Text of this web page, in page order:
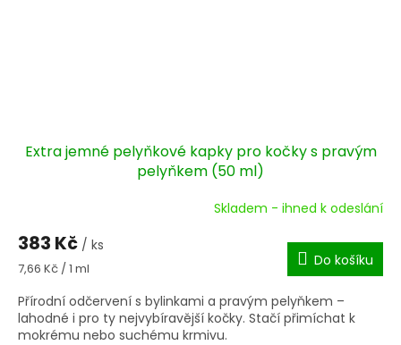
Extra jemné pelyňkové kapky pro kočky s pravým
pelyňkem (50 ml)
Skladem - ihned k odeslání
383 Kč / ks
Měrná
7,66 Kč / 1 ml Do košíku
Přírodní odčervení s bylinkami a pravým pelyňkem –
lahodné i pro ty nejvybíravější kočky. Stačí přimíchat k
mokrému nebo suchému krmivu.